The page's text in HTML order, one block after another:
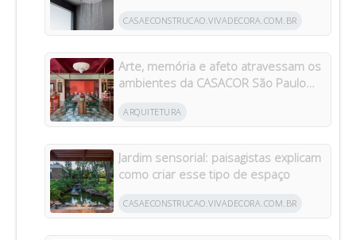
CASAECONSTRUCAO.VIVADECORA.COM.BR
Arte, memória e afeto atravessam os
ambientes da CASACOR São Paulo
ARQUITETURA
Jardim sensorial: paisagistas explicam
como criar esse tipo de espaço
CASAECONSTRUCAO.VIVADECORA.COM.BR